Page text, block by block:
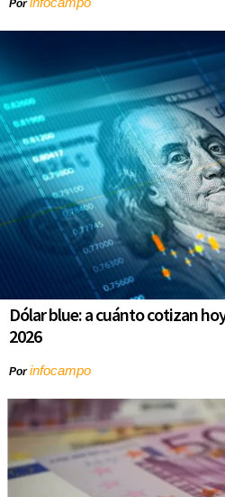
Por
Dólar blue: a cuánto cotizan
2026
Porinfocampo